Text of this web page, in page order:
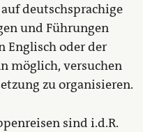
deutschsprachige
und Führungen
Englisch oder der
möglich, versuchen
zu organisieren.
sind i.d.R.